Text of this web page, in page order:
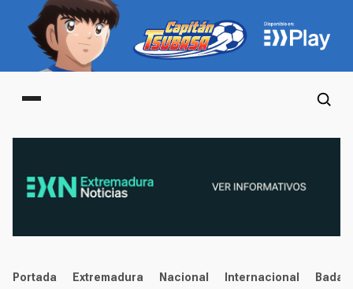
Main menu
noticias
Portada Extremadura Nacional Internacional